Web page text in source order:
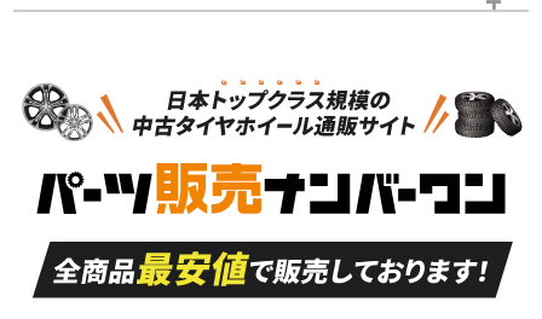
S
品）
S
新車外し品（新古
付き
A
走行距離も少なく、
目立つ傷もほとんど
ない中古品
A
走行距離も少なく、
非常に状態の良い中
古品
スタッドレスタイヤホイールセット